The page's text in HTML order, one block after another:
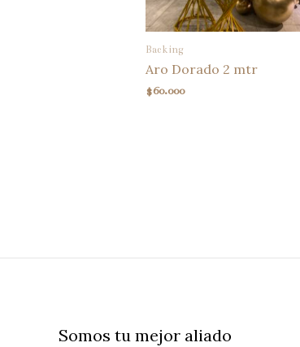
Backing
Aro Dorado 2 mtr
$60.000
Somos tu mejor aliado